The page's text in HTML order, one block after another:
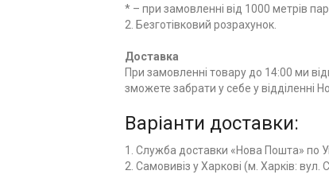
* – при замовленні від 1000 метрів
2. Безготівковий розрахунок.
Доставка
При замовленні товару до 14:00 ми
зможете забрати у себе у відділенні
Варіанти доставки:
1. Служба доставки «Нова Пошта» по
2. Самовивіз у Харкові (м. Харків: вул.